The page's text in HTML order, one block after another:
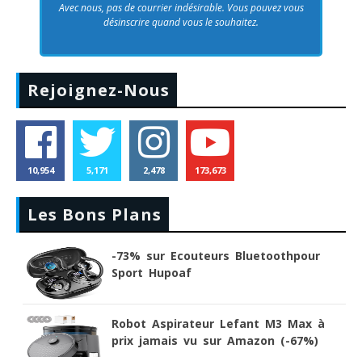
Avec nous, pas de courrier indésirable. Vous pouvez vous
désinscrire quand vous le souhaitez.
Rejoignez-Nous
10,954 5,171 2,478 173,673
Les Bons Plans
-73% sur Ecouteurs Bluetoothpour
Sport Hupoaf
Robot Aspirateur Lefant M3 Max à
prix jamais vu sur Amazon (-67%)